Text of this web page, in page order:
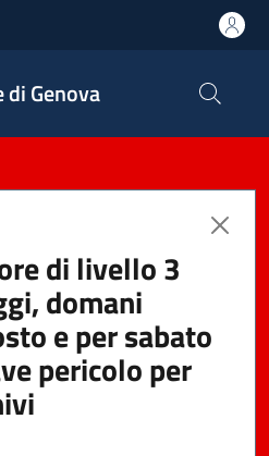
di Genova
di livello 3
domani
e per sabato
pericolo per